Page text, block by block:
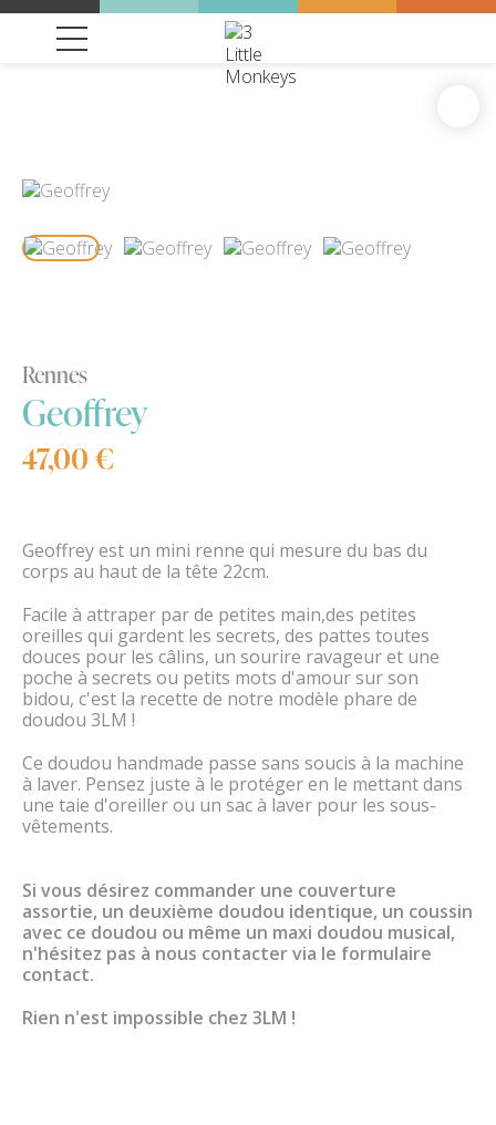
Rennes
Geoffrey
47,00 €
Geoffrey est un mini renne qui mesure du bas du
corps au haut de la tête 22cm.
Facile à attraper par de petites main,des petites
oreilles qui gardent les secrets, des pattes toutes
douces pour les câlins, un sourire ravageur et une
poche à secrets ou petits mots d'amour sur son
bidou, c'est la recette de notre modèle phare de
doudou 3LM !
Ce doudou handmade passe sans soucis à la machine
à laver. Pensez juste à le protéger en le mettant dans
une taie d'oreiller ou un sac à laver pour les sous-
vêtements.
Si vous désirez commander une couverture
assortie, un deuxième doudou identique, un coussin
avec ce doudou ou même un maxi doudou musical,
n'hésitez pas à nous contacter via le formulaire
contact.
Rien n'est impossible chez 3LM !